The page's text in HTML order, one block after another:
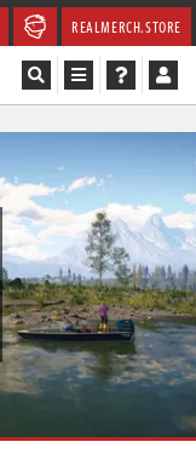
REALMERCH.STORE